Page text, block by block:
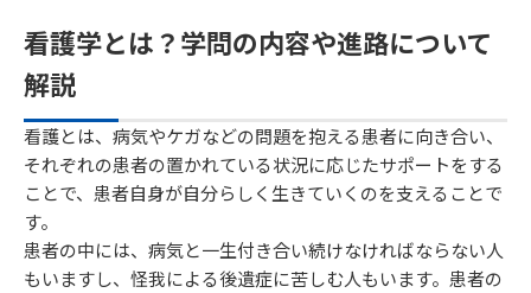
看護学とは？学問の内容や進路について
解説
看護とは、病気やケガなどの問題を抱える患者に向き合い、
それぞれの患者の置かれている状況に応じたサポートをする
ことで、患者自身が自分らしく生きていくのを支えることで
す。
患者の中には、病気と一生付き合い続けなければならない人
もいますし、怪我による後遺症に苦しむ人もいます。患者の